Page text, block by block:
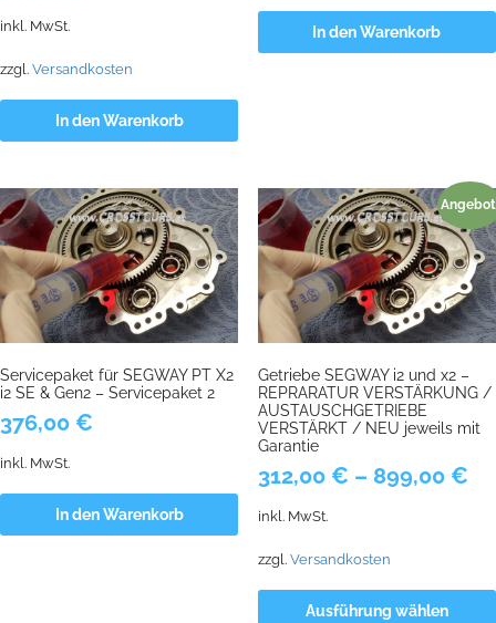
war:
59,82 €49,00 €.
inkl. MwSt.
zzgl. Versandkosten
In den Warenkorb
In den Warenkorb
Servicepaket für SEGWAY PT X2
i2 SE & Gen2 – Servicepaket 2
376,00 €
inkl. MwSt.
In den Warenkorb
Getriebe SEGWAY i2 und x2 –
REPRARATUR VERSTÄRKUNG /
AUSTAUSCHGETRIEBE
VERSTÄRKT / NEU jeweils mit
Garantie
312,00 € – 899,00 €
inkl. MwSt.
zzgl. Versandkosten
Ausführung wählen